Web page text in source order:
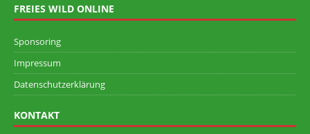
FREIES WILD ONLINE
Sponsoring
Impressum
Datenschutzerklärung
KONTAKT